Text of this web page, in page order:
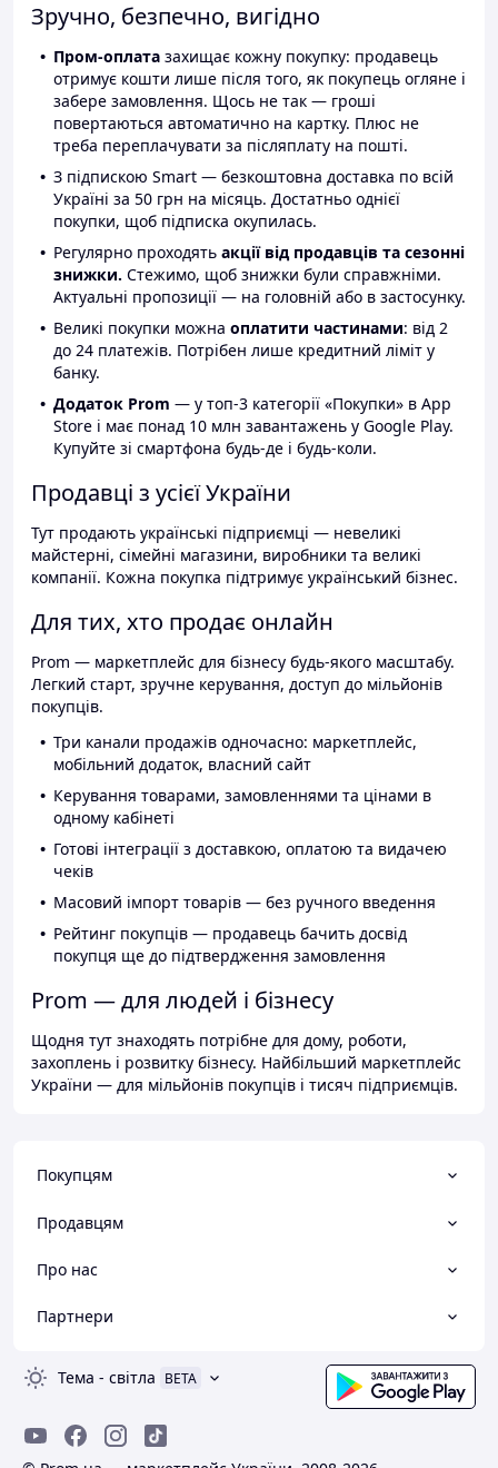
Зручно, безпечно, вигідно
Пром-оплата захищає кожну покупку: продавець
отримує кошти лише після того, як покупець огляне і
забере замовлення. Щось не так — гроші
повертаються автоматично на картку. Плюс не
треба переплачувати за післяплату на пошті.
З підпискою Smart — безкоштовна доставка по всій
Україні за 50 грн на місяць. Достатньо однієї
покупки, щоб підписка окупилась.
Регулярно проходять акції від продавців та сезонні
знижки. Стежимо, щоб знижки були справжніми.
Актуальні пропозиції — на головній або в застосунку.
Великі покупки можна оплатити частинами: від 2
до 24 платежів. Потрібен лише кредитний ліміт у
банку.
Додаток Prom — у топ-3 категорії «Покупки» в App
Store і має понад 10 млн завантажень у Google Play.
Купуйте зі смартфона будь-де і будь-коли.
Продавці з усієї України
Тут продають українські підприємці — невеликі
майстерні, сімейні магазини, виробники та великі
компанії. Кожна покупка підтримує український бізнес.
Для тих, хто продає онлайн
Prom — маркетплейс для бізнесу будь-якого масштабу.
Легкий старт, зручне керування, доступ до мільйонів
покупців.
Три канали продажів одночасно: маркетплейс,
мобільний додаток, власний сайт
Керування товарами, замовленнями та цінами в
одному кабінеті
Готові інтеграції з доставкою, оплатою та видачею
чеків
Масовий імпорт товарів — без ручного введення
Рейтинг покупців — продавець бачить досвід
покупця ще до підтвердження замовлення
Prom — для людей і бізнесу
Щодня тут знаходять потрібне для дому, роботи,
захоплень і розвитку бізнесу. Найбільший маркетплейс
України — для мільйонів покупців і тисяч підприємців.
Покупцям
Продавцям
Про нас
Партнери
Тема - світла BETA